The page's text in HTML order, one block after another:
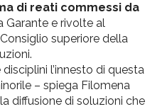
di reati commessi da
Garante e rivolte al
superiore della
l’innesto di questa
– spiega Filomena
diffusione di soluzioni che